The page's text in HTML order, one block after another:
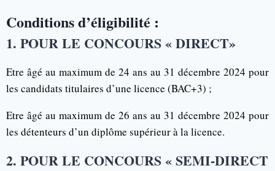
Conditions d’éligibilité :
1. POUR LE CONCOURS « DIRECT»
Etre âgé au maximum de 24 ans au 31 décembre 2024 pour
les candidats titulaires d’une licence (BAC+3) ;
Etre âgé au maximum de 26 ans au 31 décembre 2024 pour
les détenteurs d’un diplôme supérieur à la licence.
2. POUR LE CONCOURS « SEMI-DIRECT